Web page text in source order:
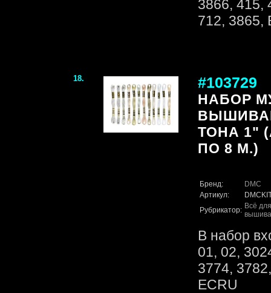
3866, 415,
712, 3865,
18. #103729
НАБОР
ТОНА 1"
ПО 8 М.)
Бренд:
DMC
Артикул:
Рубрикатор: Всё
В набор
01, 02,
3774,
ECRU